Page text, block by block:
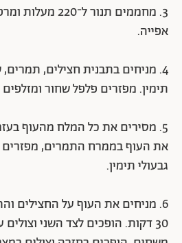
3. מחממים תנור
אפייה.
4. מניחים בתבנית חצילים, תמרים,
תימין. מפזרים פלפל שחור
5. מסירים את כל המלח מהעוף
את העוף בממרח התמרים, מפזרים
גבעולי תימין.
6. מניחים את העוף על החצילים